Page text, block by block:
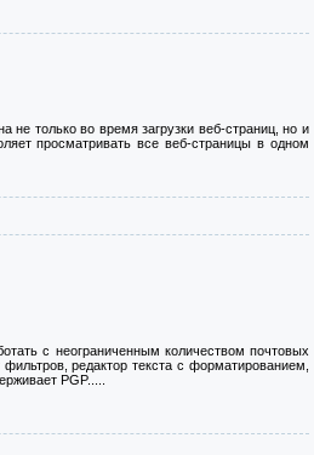
только во время загрузки веб-страниц, но и
просматривать все веб-страницы в одном
с неограниченным количеством почтовых
редактор текста с форматированием,
PGP.....